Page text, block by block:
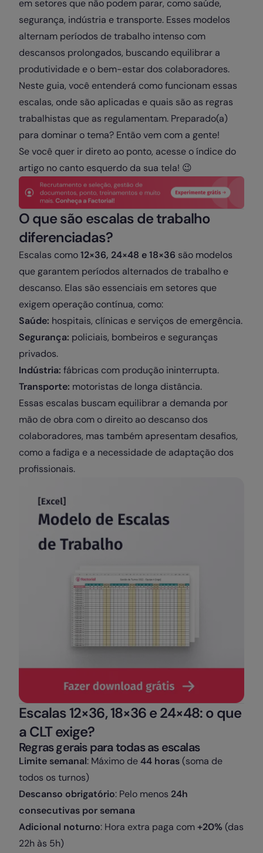
em setores que não podem parar, como saúde,
segurança, indústria e transporte. Esses modelos
alternam períodos de trabalho intenso com
descansos prolongados, buscando equilibrar a
produtividade e o bem-estar dos colaboradores.
Neste guia, você entenderá como funcionam essas
escalas, onde são aplicadas e quais são as regras
trabalhistas que as regulamentam. Preparado(a)
para dominar o tema? Então vem com a gente!
Se você quer ir direto ao ponto, acesse o índice do
artigo no canto esquerdo da sua tela! 😉
O que são escalas de trabalho
diferenciadas?
Escalas como12×36, 24×48 e 18×36 são modelos
que garantem períodos alternados de trabalho e
descanso. Elas são essenciais em setores que
exigem operação contínua, como:
Saúde: hospitais, clínicas e serviços de emergência.
Segurança: policiais, bombeiros e seguranças
privados.
Indústria: fábricas com produção ininterrupta.
Transporte: motoristas de longa distância.
Essas escalas buscam equilibrar a demanda por
mão de obra com o direito ao descanso dos
colaboradores, mas também apresentam desafios,
como a fadiga e a necessidade de adaptação dos
profissionais.
Escalas 12×36, 18×36 e 24×48: o que
a CLT exige?
Regras gerais para todas as escalas
Limite semanal: Máximo de44 horas (soma de
todos os turnos)
Descanso obrigatório: Pelo menos 24h
consecutivas por semana
Adicional noturno: Hora extra paga com+20% (das
22h às 5h)